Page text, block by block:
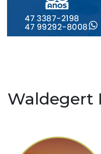
Waldegert